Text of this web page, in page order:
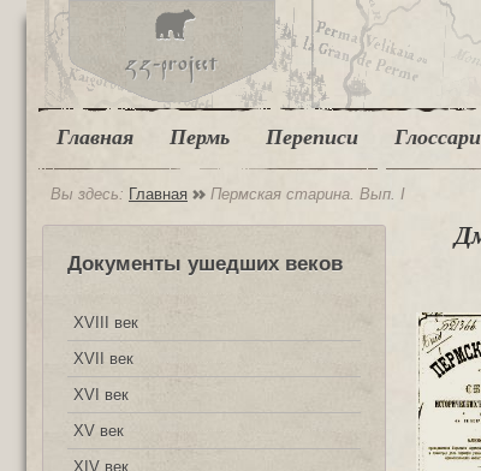
Главная Пермь Переписи
Вы здесь: Главная Пермская старина. Вып. I
Документы ушедших веков
XVIII век
XVII век
XVI век
XV век
XIV век